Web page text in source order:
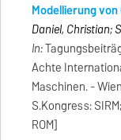
Modellierung
Daniel, Christian;
In:
Achte
Maschinen. -
S.Kongress:
ROM]